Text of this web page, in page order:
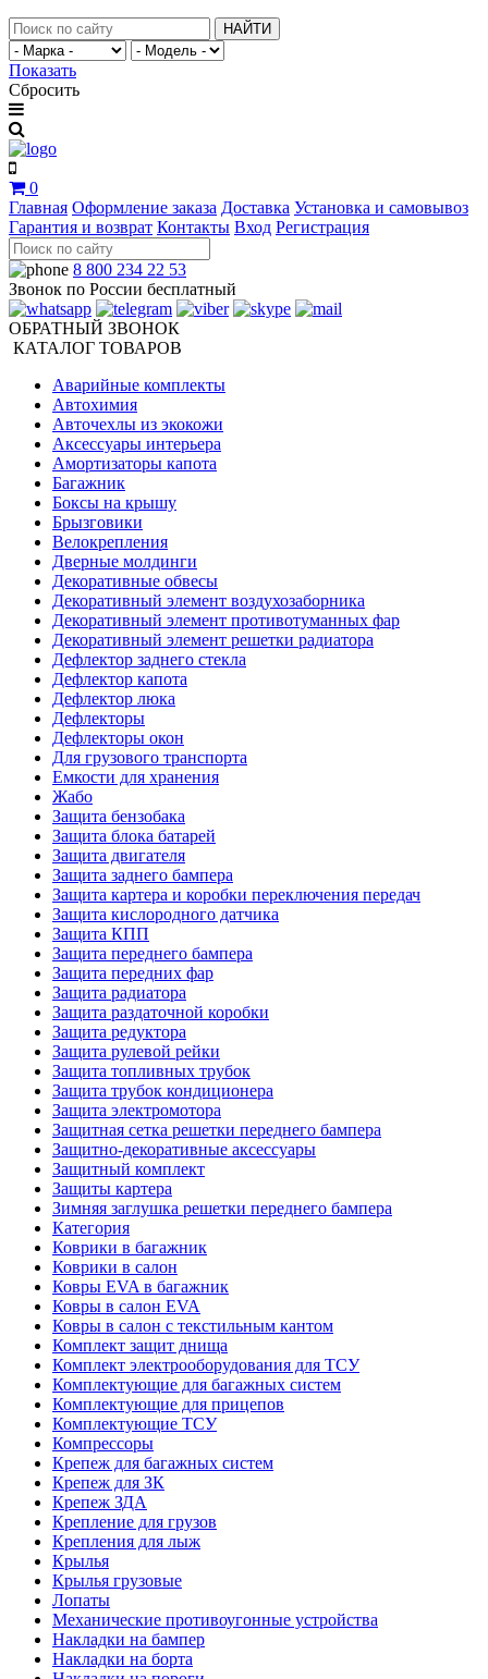
НАЙТИ
Показать
Сбросить
0
Главная Оформление заказа Доставка Установка и самовывоз
Гарантия и возврат Контакты Вход Регистрация
8 800 234 22 53
Звонок по России бесплатный
ОБРАТНЫЙ ЗВОНОК
КАТАЛОГ ТОВАРОВ
Аварийные комплекты
Автохимия
Авточехлы из экокожи
Аксессуары интерьера
Амортизаторы капота
Багажник
Боксы на крышу
Брызговики
Велокрепления
Дверные молдинги
Декоративные обвесы
Декоративный элемент воздухозаборника
Декоративный элемент противотуманных фар
Декоративный элемент решетки радиатора
Дефлектор заднего стекла
Дефлектор капота
Дефлектор люка
Дефлекторы
Дефлекторы окон
Для грузового транспорта
Емкости для хранения
Жабо
Защита бензобака
Защита блока батарей
Защита двигателя
Защита заднего бампера
Защита картера и коробки переключения передач
Защита кислородного датчика
Защита КПП
Защита переднего бампера
Защита передних фар
Защита радиатора
Защита раздаточной коробки
Защита редуктора
Защита рулевой рейки
Защита топливных трубок
Защита трубок кондиционера
Защита электромотора
Защитная сетка решетки переднего бампера
Защитно-декоративные аксессуары
Защитный комплект
Защиты картера
Зимняя заглушка решетки переднего бампера
Категория
Коврики в багажник
Коврики в салон
Ковры EVA в багажник
Ковры в салон EVA
Ковры в салон с текстильным кантом
Комплект защит днища
Комплект электрооборудования для ТСУ
Комплектующие для багажных систем
Комплектующие для прицепов
Комплектующие ТСУ
Компрессоры
Крепеж для багажных систем
Крепеж для ЗК
Крепеж ЗДА
Крепление для грузов
Крепления для лыж
Крылья
Крылья грузовые
Лопаты
Механические противоугонные устройства
Накладки на бампер
Накладки на борта